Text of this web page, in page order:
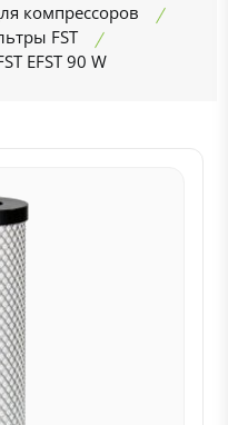
компрессоров
FST
EFST 90 W